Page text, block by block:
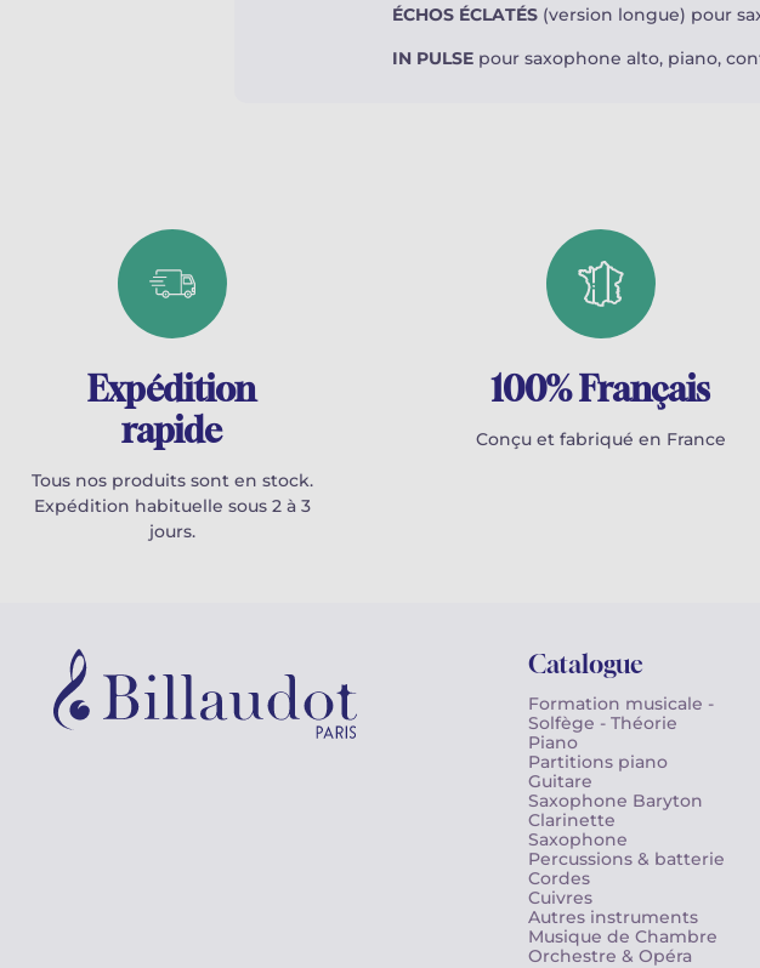
ÉCHOS ÉCLATÉS (version longue) pour
IN PULSE pour saxophone alto, piano,
Expédition
rapide
Tous nos produits sont en stock.
Expédition habituelle sous 2 à 3
jours.
100% Français
Conçu et fabriqué en France
Catalogue
Formation musicale -
Solfège - Théorie
Piano
Partitions piano
Guitare
Saxophone Baryton
Clarinette
Saxophone
Percussions & batterie
Cordes
Cuivres
Autres instruments
Musique de Chambre
Orchestre & Opéra